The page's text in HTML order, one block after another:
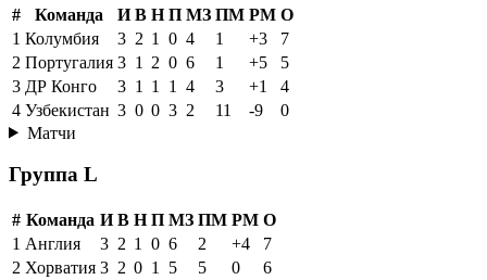
# Команда И В Н П МЗ ПМ РМ О
1 Колумбия 3 2 1 0 4 1 +3
7
2 Португалия 3 1 2 0 6 1 +5
5
3 ДР Конго 3 1 1 1 4 3 +1
4
4 Узбекистан 3 0 0 3 2 11 -9
0
Матчи
Группа L
# Команда И В Н П МЗ ПМ РМ О
1 Англия 3 2 1 0 6 2 +4
7
2 Хорватия 3 2 0 1 5 5 0
6